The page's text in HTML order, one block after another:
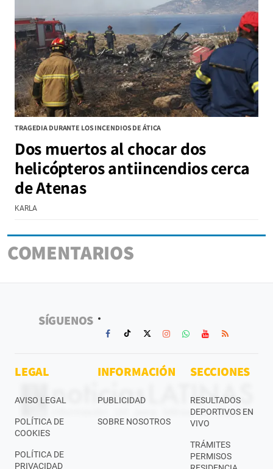
TRAGEDIA DURANTE LOS INCENDIOS DE ÁTICA
Dos muertos al chocar dos
helicópteros antiincendios cerca
de Atenas
KARLA
COMENTARIOS
SÍGUENOS
LEGAL
AVISO LEGAL
POLÍTICA DE
COOKIES
POLÍTICA DE
PRIVACIDAD
INFORMACIÓN
PUBLICIDAD
SOBRE NOSOTROS
SECCIONES
RESULTADOS
DEPORTIVOS EN
VIVO
TRÁMITES
PERMISOS